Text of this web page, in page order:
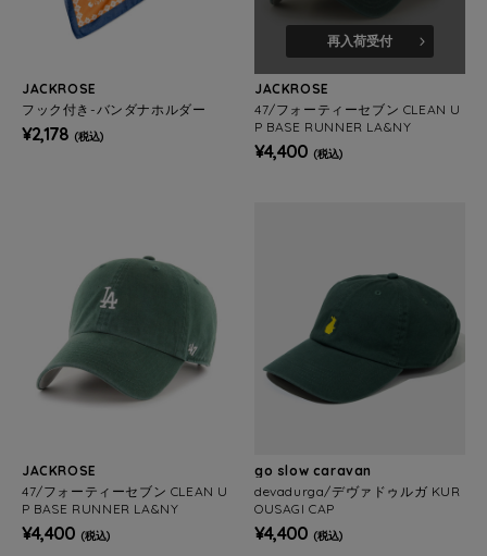
JACKROSE
フック付き-バンダナホルダー
¥2,178 (税込)
再入荷受付
JACKROSE
47/フォーティーセブン CLEAN U
P BASE RUNNER LA&NY
¥4,400 (税込)
JACKROSE
47/フォーティーセブン CLEAN U
P BASE RUNNER LA&NY
¥4,400 (税込)
go slow caravan
devadurga/デヴァドゥルガ KUR
OUSAGI CAP
¥4,400 (税込)